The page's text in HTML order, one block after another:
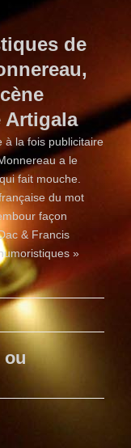
de
Artigala
à la fois publicitaire
a le
fait mouche.
du mot
façon
& Francis
»
ou